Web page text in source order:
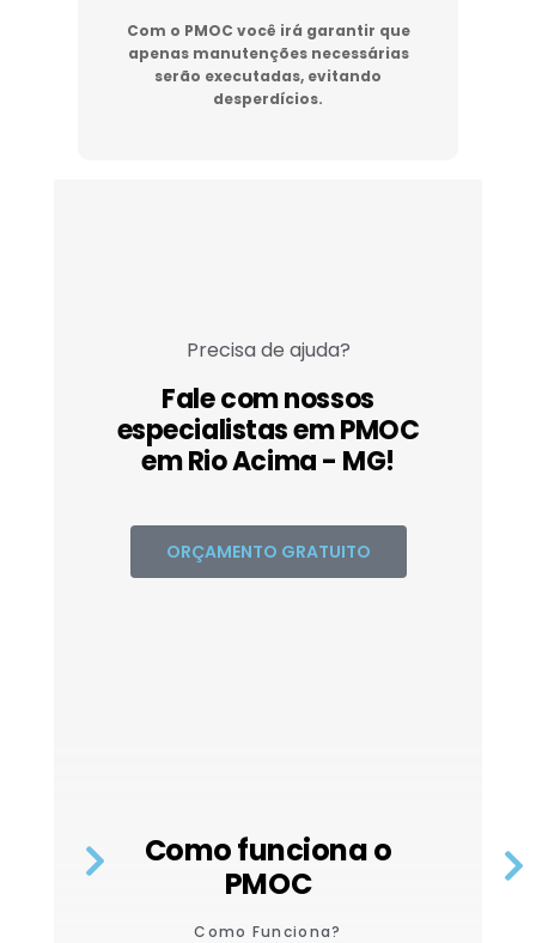
Com o PMOC você irá garantir que
apenas manutenções necessárias
serão executadas, evitando
desperdícios.
Precisa de ajuda?
Fale com nossos
especialistas em PMOC
em Rio Acima - MG!
ORÇAMENTO GRATUITO
Como funciona o
PMOC
Como Funciona?